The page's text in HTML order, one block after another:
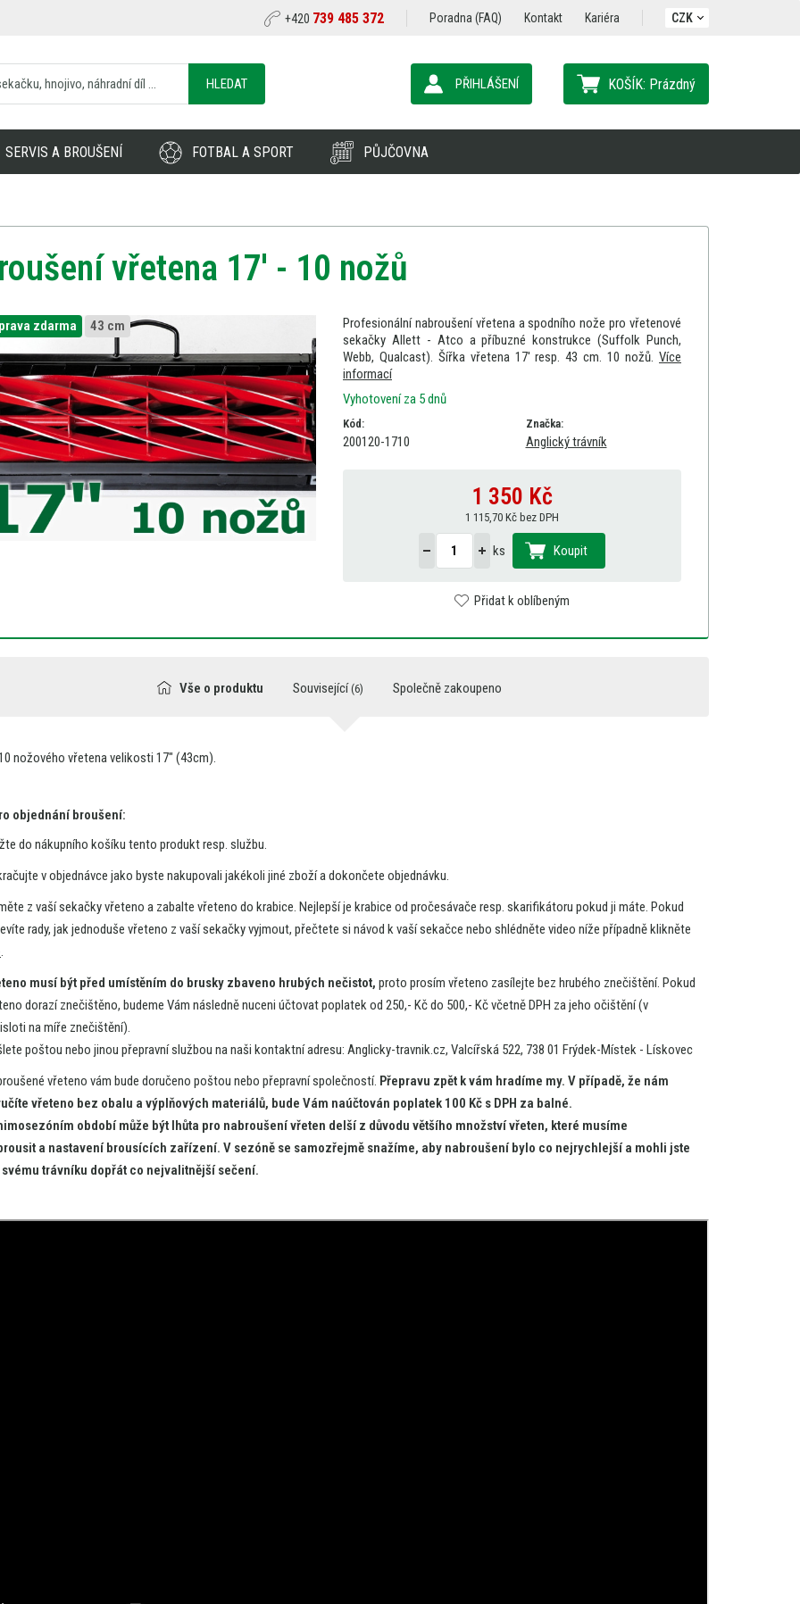
+420 739 485 372 Poradna (FAQ) Kontakt Kariéra CZK
HLEDAT KOŠÍK: Prázdný
PŘIHLÁŠENÍ
SERVIS A BROUŠENÍ FOTBAL A SPORT PŮJČOVNA
vřetena 17' - 10 nožů
zdarma 43 cm
Profesionální nabroušení vřetena a spodního nože pro vřetenové
sekačky Allett - Atco a příbuzné konstrukce (Suffolk Punch,
Webb, Qualcast). Šířka vřetena 17' resp. 43 cm. 10 nožů. Více
informací
Vyhotovení za 5 dnů
Kód:
200120-1710
Značka:
Anglický trávník
1 350 Kč
1 115,70 Kč bez DPH
ks Koupit
Přidat k oblíbeným
Vše o produktu Související(6) Společně zakoupeno
nožového vřetena velikosti 17" (43cm).
objednání broušení:
do nákupního košíku tento produkt resp. službu.
vobjednávce jako byste nakupovali jakékoli jiné zbožíadokončete objednávku.
z vaší sekačky vřeteno a zabalte vřeteno do krabice. Nejlepšíje krabice od pročesávače resp. skarifikátoru pokud ji máte. Pokud
rady, jak jednoduše vřeteno z vaší sekačky vyjmout, přečtete si návod kvaší sekačce nebo shlédněte video níže případně klikněte
.
musí být před umístěním do brusky zbaveno hrubých nečistot, proto prosím vřeteno zasílejte bez hrubého znečištění. Pokud
dorazí znečištěno, budeme Vám následně nuceni účtovat poplatekod 250,- Kčdo 500,- Kčvčetně DPH zajeho očištění (v
namíře znečištění).
poštou nebo jinou přepravní službou nanaši kontaktní adresu: Anglicky-travnik.cz, Valcířská 522, 738 01 Frýdek-Místek - Lískovec
vřeteno vám bude doručeno poštou nebo přepravní společností. Přepravu zpět kvám hradíme my. V případě, že nám
vřeteno bez obalu a výplňových materiálů, bude Vám naúčtován poplatek 100 Kč s DPH za balné.
období může být lhůta pro nabroušení vřeten delší z důvodu většího množství vřeten, které musíme
a nastavení brousících zařízení. V sezóně se samozřejmě snažíme, aby nabroušení bylo co nejrychlejší a mohli jste
trávníku dopřát co nejvalitnější sečení.